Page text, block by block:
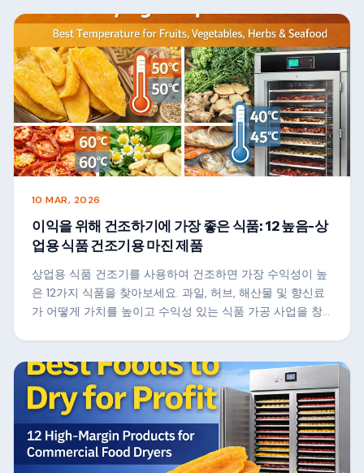
10 MAR, 2026
이익을 위해 건조하기에 가장 좋은 식품: 12 높음-상
업용 식품 건조기용 마진 제품
상업용 식품 건조기를 사용하여 건조하면 가장 수익성이 높
은 12가지 식품을 찾아보세요. 과일, 허브, 해산물 및 향신료
가 어떻게 가치를 높이고 수익성 있는 식품 가공 사업을 창